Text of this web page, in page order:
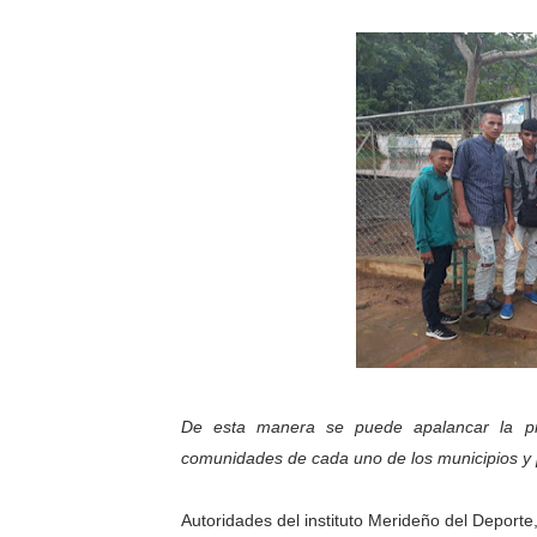
Inicia el Plan Cultura
Ibime inició tradicional
Merideños disfrutarán del
Recreación y formación
Club "Rápidos de Zea"
84 estudiantes
Cmdnna lleva esperanza
Arrancó Plan Vacacional
Plan Vacacional
De esta manera se puede apalancar la
comunidades de cada uno de los municipios
Autoridades del instituto Merideño del